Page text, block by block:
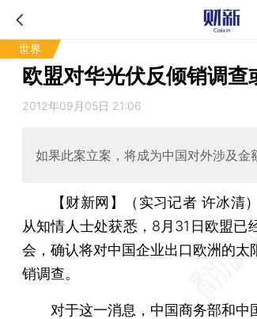
世界
欧盟对华光伏反倾销调查
2012年09月05日 21:06
如果此案立案，将成为中国对外涉及金
【财新网】（实习记者 许冰清）
从知情人士处获悉，8月31日欧盟已
会，确认将对中国企业出口欧洲的太
销调查。
对于这一消息，中国商务部和中